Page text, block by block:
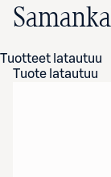
Tuotteet latautuu
Tuote latautuu